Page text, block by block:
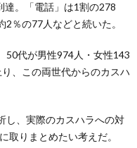
達。「電話」は1割の278
％の77人などと続いた。
50代が男性974人・女性143
、この両世代からのカスハ
し、実際のカスハラへの対
取りまとめたい考えだ。